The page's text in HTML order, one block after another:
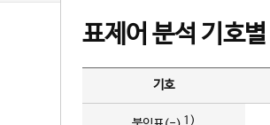
표제어 분석 기호
기호
1)